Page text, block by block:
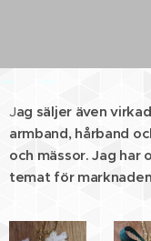
Jag säljer även
armband, hårband
och mässor. Jag har
temat för